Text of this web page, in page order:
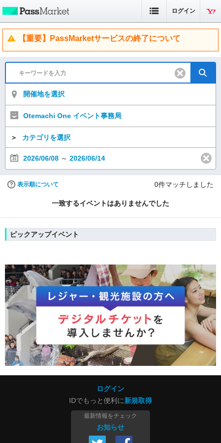
ログイン
【重要】PassMarketサービスの終了について
開催地を選択
Otemachi One イベント事務局
＞ カテゴリを選択
2026/06/08 ～ 2026/06/14
表示順について 0件マッチしました
一致するイベントはありませんでした
ピックアップイベント
ログイン
IDでもっと便利に新規取得
最新情報をチェック
お知らせ